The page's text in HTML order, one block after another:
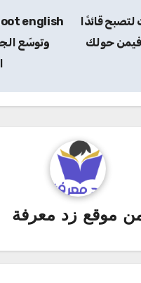
لتصبح قائدًا
فيمن حولك
english
وتوسّع
موقع زد معرفة